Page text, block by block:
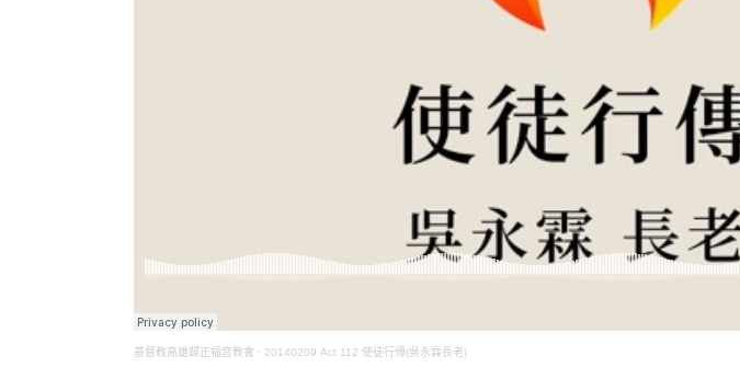
基督教高雄歸正福音教會 · 20140209 Act 112 使徒行傳(吳永霖長老)